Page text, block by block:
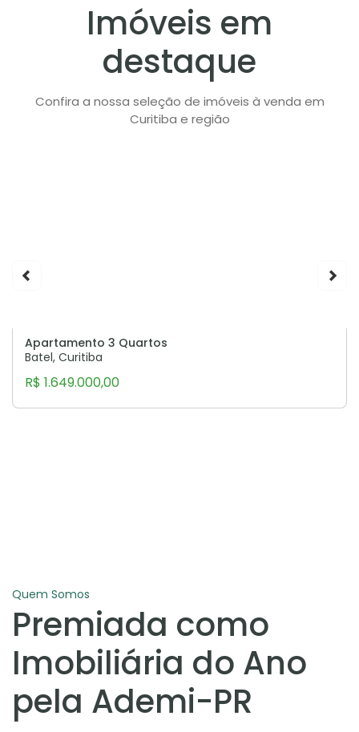
Imóveis em
destaque
Confira a nossa seleção de imóveis à venda em
Curitiba e região
Apartamento 3 Quartos
Batel, Curitiba
R$ 1.649.000,00
Quem Somos
Premiada como
Imobiliária do Ano
pela Ademi-PR